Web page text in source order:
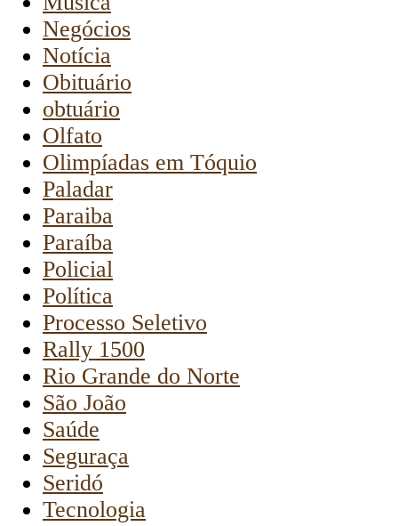
Negócios
Notícia
Obituário
obtuário
Olfato
Olimpíadas em Tóquio
Paladar
Paraiba
Paraíba
Policial
Política
Processo Seletivo
Rally 1500
Rio Grande do Norte
São João
Saúde
Seguraça
Seridó
Tecnologia